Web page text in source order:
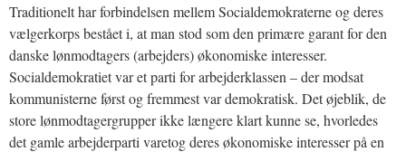
Traditionelt har forbindelsen mellem Socialdemokraterne og deres
vælgerkorps bestået i, at man stod som den primære garant for den
danske lønmodtagers (arbejders) økonomiske interesser.
Socialdemokratiet var et parti for arbejderklassen – der modsat
kommunisterne først og fremmest var demokratisk. Det øjeblik, de
store lønmodtagergrupper ikke længere klart kunne se, hvorledes
det gamle arbejderparti varetog deres økonomiske interesser på en